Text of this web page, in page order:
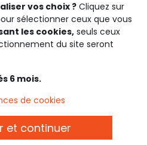
et d'utilisation
sociaux
vos choix ? Cliquez sur
sélectionner ceux que vous
les cookies,seuls ceux
du site seront
6 mois.
de cookies
et continuer